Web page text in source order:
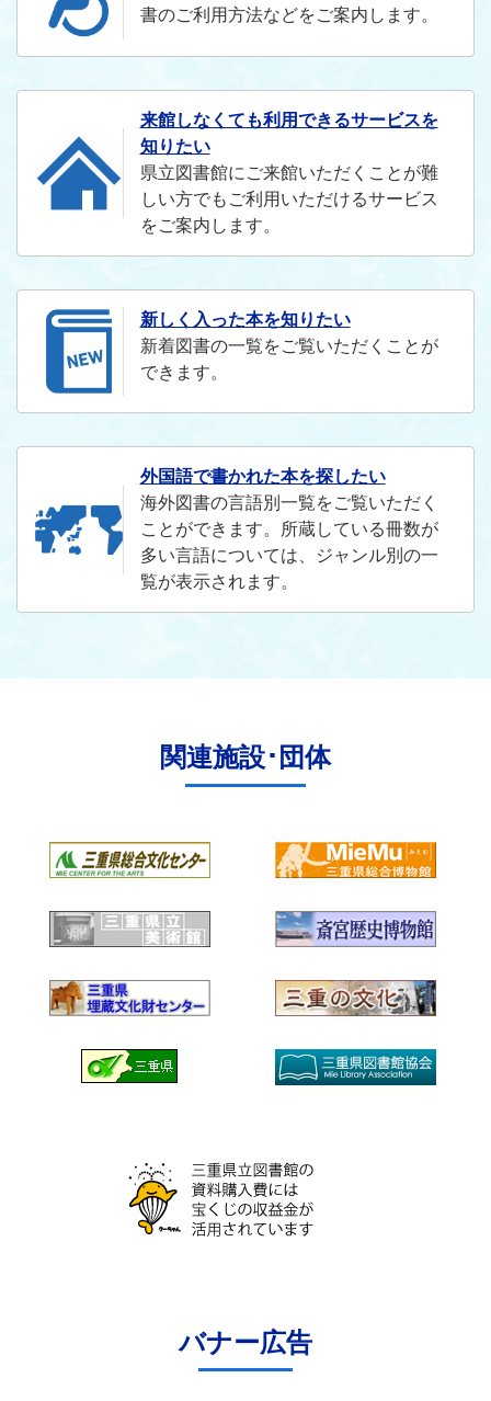
書のご利用方法などをご案内します。
来館しなくても利用できるサービスを
知りたい
県立図書館にご来館いただくことが難
しい方でもご利用いただけるサービス
をご案内します。
新しく入った本を知りたい
新着図書の一覧をご覧いただくことが
できます。
外国語で書かれた本を探したい
海外図書の言語別一覧をご覧いただく
ことができます。所蔵している冊数が
多い言語については、ジャンル別の一
覧が表示されます。
関連施設･団体
バナー広告